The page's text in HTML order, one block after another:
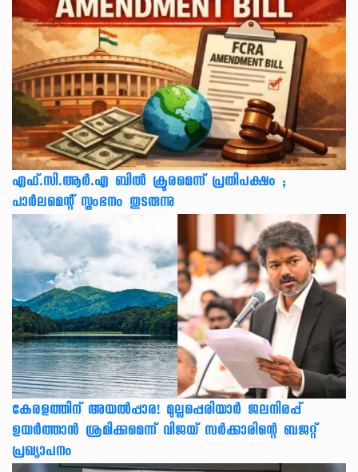
എഫ്.സി.ആർ.എ ബിൽ ക്രൂരമെന്ന് പ്രതിപക്ഷം ;
പാർലമെന്റ് സ്തംഭനം തുടരുന്നു
കേരളത്തിന് അ‌യൽപ്പാര! മുല്ലപ്പെരിയാർ ജലനിരപ്പ്
ഉയർത്താൻ ശ്രമിക്കുമെന്ന് വിജയ് സർക്കാരിന്റെ ബജറ്റ്
പ്രഖ്യാപനം